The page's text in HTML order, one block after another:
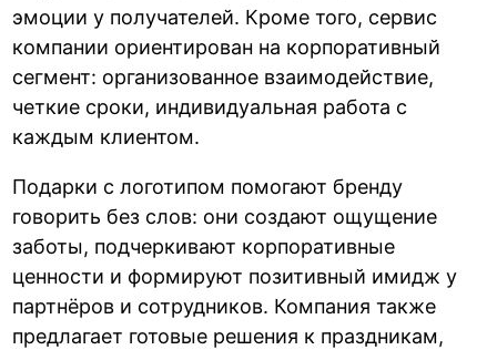
эмоции у получателей. Кроме того, сервис
компании ориентирован на корпоративный
сегмент: организованное взаимодействие,
четкие сроки, индивидуальная работа с
каждым клиентом.
Подарки с логотипом помогают бренду
говорить без слов: они создают ощущение
заботы, подчеркивают корпоративные
ценности и формируют позитивный имидж у
партнёров и сотрудников. Компания также
предлагает готовые решения к праздникам,